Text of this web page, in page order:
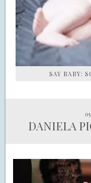
SAY BABY:
DANIELA